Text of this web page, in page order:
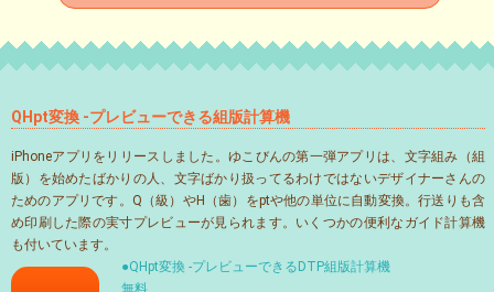
QHpt変換 -プレビューできる組版計算機
iPhoneアプリをリリースしました。ゆこびんの第一弾アプリは、文字組み（組
版）を始めたばかりの人、文字ばかり扱ってるわけではないデザイナーさんの
ためのアプリです。Q（級）やH（歯）をptや他の単位に自動変換。行送りも含
め印刷した際の実寸プレビューが見られます。いくつかの便利なガイド計算機
も付いています。
●QHpt変換 -プレビューできるDTP組版計算機
無料